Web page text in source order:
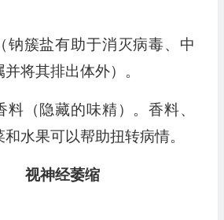
钠簇盐有助于消灭病毒、中
将其排出体外）。
料（隐藏的味精）。香料、
水果可以帮助扭转病情。
视神经萎缩